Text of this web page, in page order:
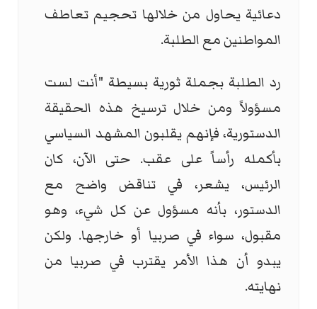
دعائية يحاول من خلالها تحجيم تعاطف
المواطنين مع الطلبة.
رد الطلبة بجملة ثورية بسيطة "أنت لست
مسؤولاً ومن خلال ترسيخ هذه الحقيقة
الدستورية، فإنهم يقلبون المشهد السياسي
بأكمله رأساً على عقب. حتى الآن، كان
الرئيس، يشعر، في تناقض واضح مع
الدستور، بأنه مسؤول عن كل شيء، وهو
مقبول، سواء في صربيا أو خارجها. ولكن
يبدو أن هذا الأمر يقترب في صربيا من
نهايته.